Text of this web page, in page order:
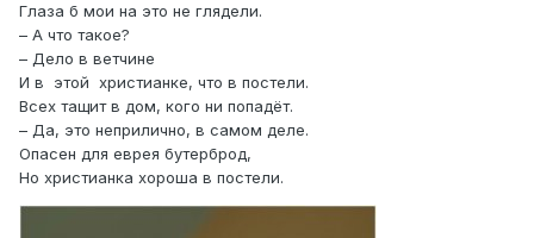
Глаза б мои на это не глядели.
– А что такое?
– Дело в ветчине
И в этой христианке, что в постели.
Всех тащит в дом, кого ни попадёт.
– Да, это неприлично, в самом деле.
Опасен для еврея бутерброд,
Но христианка хороша в постели.